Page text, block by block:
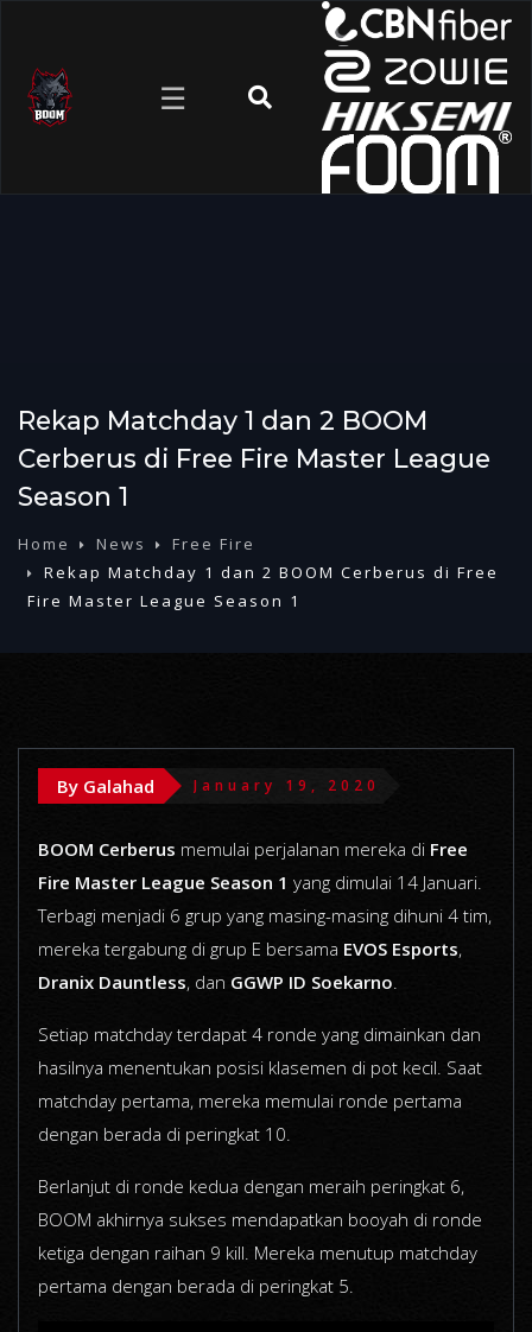
☰
Rekap Matchday 1 dan 2 BOOM
Cerberus di Free Fire Master League
Season 1
Home News
Free Fire
Rekap Matchday 1 dan 2 BOOM Cerberus di Free
Fire Master League Season 1
By Galahad January 19, 2020
BOOM Cerberus memulai perjalanan mereka di Free
Fire Master League Season 1 yang dimulai 14 Januari.
Terbagi menjadi 6 grup yang masing-masing dihuni 4 tim,
mereka tergabung di grup E bersama EVOS Esports,
Dranix Dauntless, dan GGWP ID Soekarno.
Setiap matchday terdapat 4 ronde yang dimainkan dan
hasilnya menentukan posisi klasemen di pot kecil. Saat
matchday pertama, mereka memulai ronde pertama
dengan berada di peringkat 10.
Berlanjut di ronde kedua dengan meraih peringkat 6,
BOOM akhirnya sukses mendapatkan booyah di ronde
ketiga dengan raihan 9 kill. Mereka menutup matchday
pertama dengan berada di peringkat 5.